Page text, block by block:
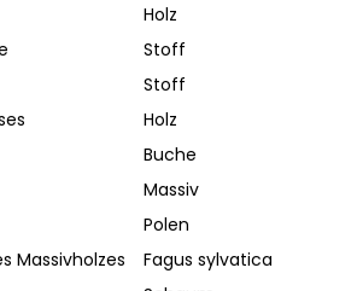
Holz
Stoff
Stoff
Holz
Buche
Massiv
Polen
Massivholzes
Fagus sylvatica